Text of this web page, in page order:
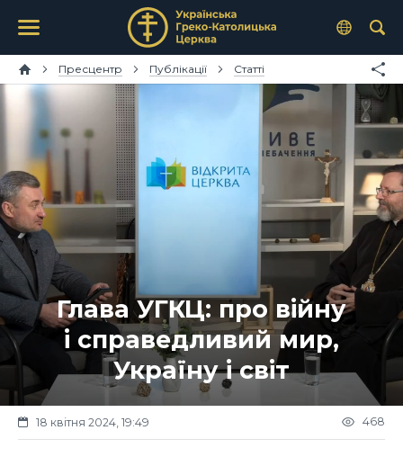
Пресцентр Публікації Статті
Глава УГКЦ: про війну
і справедливий мир,
Україну і світ
18 квітня 2024, 19:49 468